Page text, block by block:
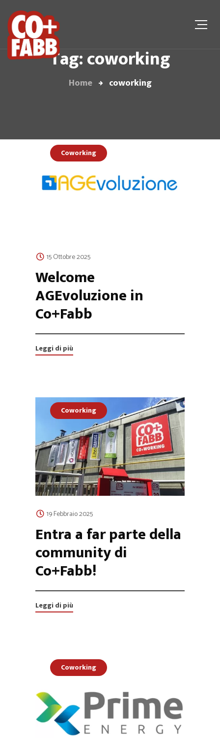
Tag: coworking
Home coworking
Coworking
15 Ottobre 2025
Welcome
AGEvoluzione in
Co+Fabb
Leggi di più
Coworking
19 Febbraio 2025
Entra a far parte della
community di
Co+Fabb!
Leggi di più
Coworking